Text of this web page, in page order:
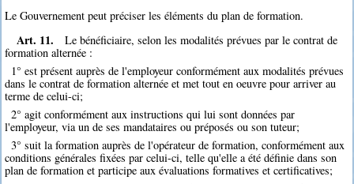
Le Gouvernement peut préciser les éléments du plan de formation.
Art. 11.
Le bénéficiaire, selon les modalités prévues par le contrat de
formation alternée :
1° est présent auprès de l'employeur conformément aux modalités prévues
dans le contrat de formation alternée et met tout en oeuvre pour arriver au
terme de celui-ci;
2° agit conformément aux instructions qui lui sont données par
l'employeur, via un de ses mandataires ou préposés ou son tuteur;
3° suit la formation auprès de l'opérateur de formation, conformément aux
conditions générales fixées par celui-ci, telle qu'elle a été définie dans son
plan de formation et participe aux évaluations formatives et certificatives;